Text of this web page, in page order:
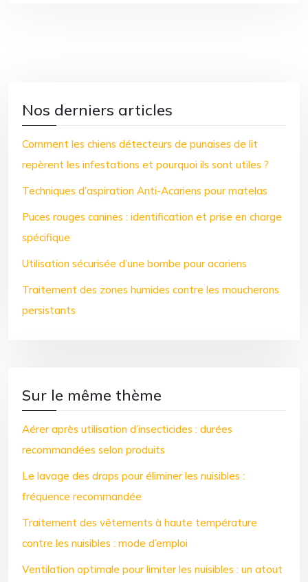
Nos derniers articles
Comment les chiens détecteurs de punaises de lit
repèrent les infestations et pourquoi ils sont utiles ?
Techniques d’aspiration Anti-Acariens pour matelas
Puces rouges canines : identification et prise en charge
spécifique
Utilisation sécurisée d’une bombe pour acariens
Traitement des zones humides contre les moucherons
persistants
Sur le même thème
Aérer après utilisation d’insecticides : durées
recommandées selon produits
Le lavage des draps pour éliminer les nuisibles :
fréquence recommandée
Traitement des vêtements à haute température
contre les nuisibles : mode d’emploi
Ventilation optimale pour limiter les nuisibles : un atout